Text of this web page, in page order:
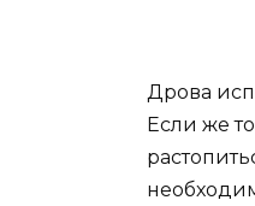
Дрова
Если же